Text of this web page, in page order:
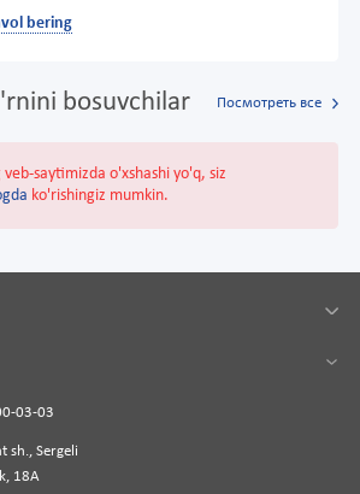
bering
bosuvchilar Посмотреть все
saytimizda o'xshashi yo'q, siz
ko'rishingiz mumkin.
03-03
sh., Sergeli
18A